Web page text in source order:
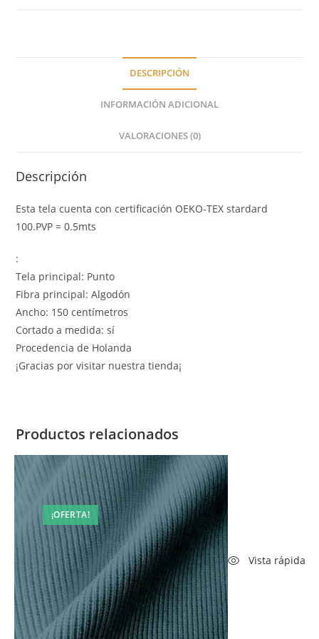
DESCRIPCIÓN
INFORMACIÓN ADICIONAL
VALORACIONES (0)
Descripción
Esta tela cuenta con certificación OEKO-TEX stardard
100.PVP = 0.5mts
:
Tela principal: Punto
Fibra principal: Algodón
Ancho: 150 centímetros
Cortado a medida: sí
Procedencia de Holanda
¡Gracias por visitar nuestra tienda¡
Productos relacionados
¡OFERTA!
Vista rápida